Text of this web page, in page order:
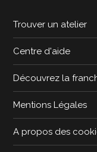
Trouver un atelier
Centre d'aide
Découvrez la
Mentions Légales
A propos des